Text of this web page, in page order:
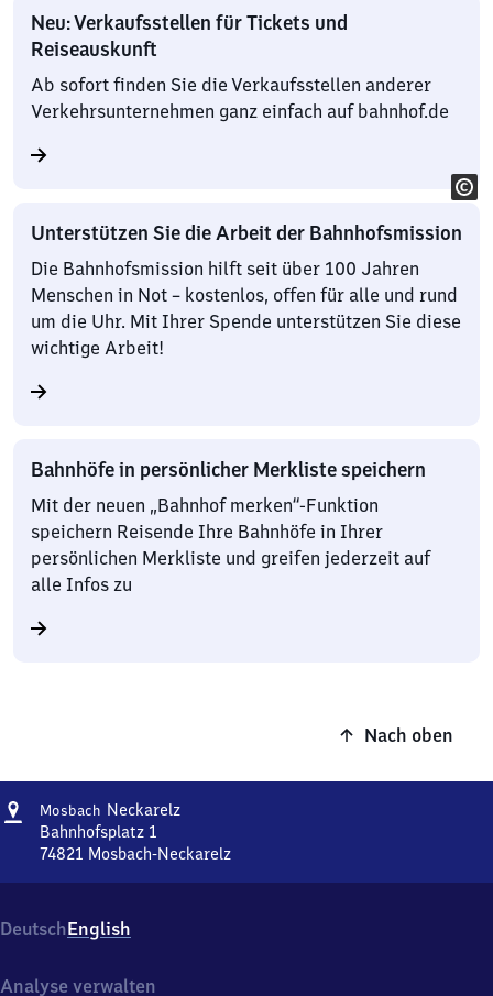
Neu: Verkaufsstellen für Tickets und
Reiseauskunft
Ab sofort finden Sie die Verkaufsstellen anderer
Verkehrsunternehmen ganz einfach auf bahnhof.de
Unterstützen Sie die Arbeit der Bahnhofsmission
Die Bahnhofsmission hilft seit über 100 Jahren
Menschen in Not – kostenlos, offen für alle und rund
um die Uhr. Mit Ihrer Spende unterstützen Sie diese
wichtige Arbeit!
Bahnhöfe in persönlicher Merkliste speichern
Mit der neuen „Bahnhof merken“-Funktion
speichern Reisende Ihre Bahnhöfe in Ihrer
persönlichen Merkliste und greifen jederzeit auf
alle Infos zu
Nach oben
Adresse
Mosbach NeckarelzMosbach-
Bahnhofsplatz 1
74821 Mosbach-Neckarelz
Bahnhofsplatz
1,
4
DeutschEnglish
Analyse verwalten